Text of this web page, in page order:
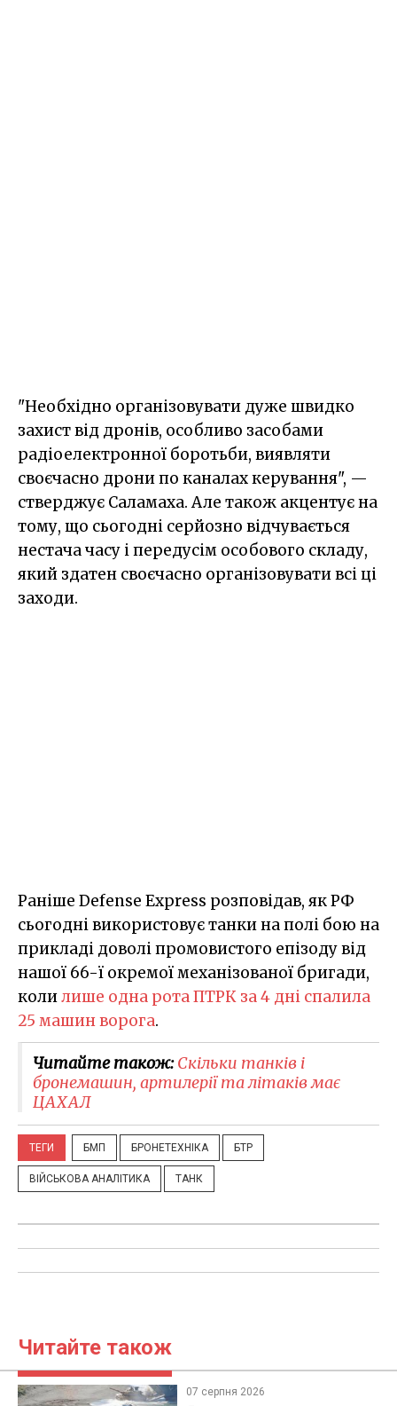
"Необхідно організовувати дуже швидко
захист від дронів, особливо засобами
радіоелектронної боротьби, виявляти
своєчасно дрони по каналах керування", —
стверджує Саламаха. Але також акцентує на
тому, що сьогодні серйозно відчувається
нестача часу і передусім особового складу,
який здатен своєчасно організовувати всі ці
заходи.
Раніше Defense Express розповідав, як РФ
сьогодні використовує танки на полі бою на
прикладі доволі промовистого епізоду від
нашої 66-ї окремої механізованої бригади,
колилише одна рота ПТРК за 4 дні спалила
25 машин ворога.
Читайте також:Скільки танків і
бронемашин, артилерії та літаків має
ЦАХАЛ
ТЕГИ БМП БРОНЕТЕХНІКА БТР
ВІЙСЬКОВА АНАЛІТИКА ТАНК
Читайте також
07 серпня 2026